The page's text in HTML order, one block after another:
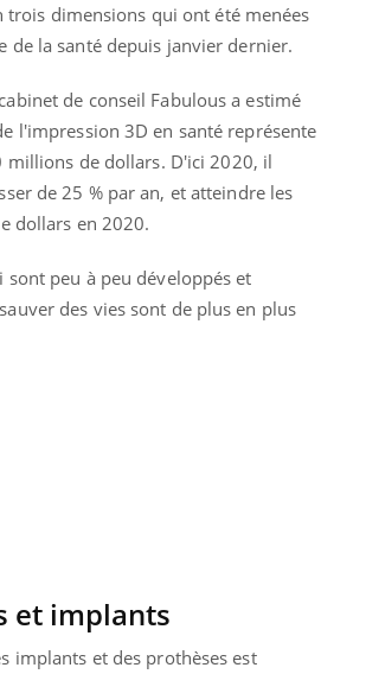
trois dimensions qui ont été menées
de la santé depuis janvier dernier.
de conseil Fabulous a estimé
l'impression 3D en santé représente
de dollars. D'ici 2020, il
de 25 % par an, et atteindre les
dollars en 2020.
sont peu à peu développés et
des vies sont de plus en plus
et implants
implants et des prothèses est